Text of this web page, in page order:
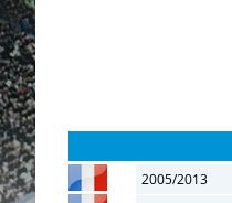
2005/2013